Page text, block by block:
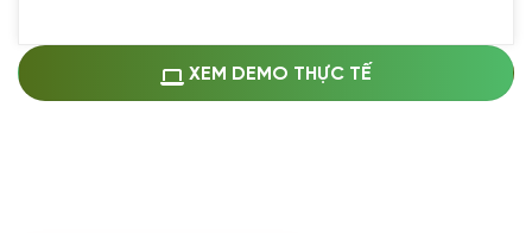
Thay logo + thông tin doanh nghiệp
(+100.000 VND)
XEM DEMO THỰC TẾ